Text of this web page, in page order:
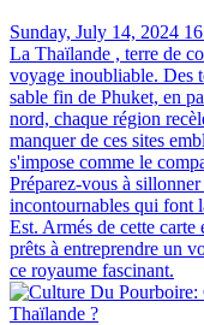
Sunday, July 14, 2024
La Thaïlande , terre de
voyage inoubliable. Des
sable fin de Phuket, en
nord, chaque région
manquer de ces sites
s'impose comme le
Préparez-vous à
incontournables qui font
Est. Armés de cette carte
prêts à entreprendre un
ce royaume fascinant.